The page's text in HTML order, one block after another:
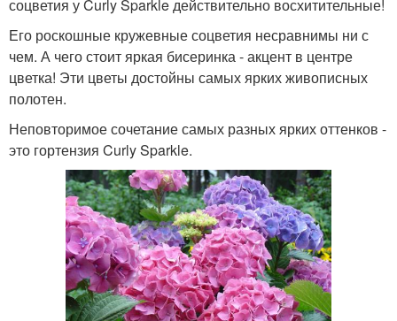
соцветия у Curly Sparkle действительно восхитительные!
Его роскошные кружевные соцветия несравнимы ни с
чем. А чего стоит яркая бисеринка - акцент в центре
цветка! Эти цветы достойны самых ярких живописных
полотен.
Неповторимое сочетание самых разных ярких оттенков -
это гортензия Curly Sparkle.